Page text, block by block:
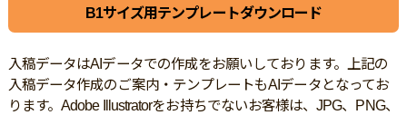
B1サイズ用テンプレートダウンロード
入稿データはAIデータでの作成をお願いしております。上記の
入稿データ作成のご案内・テンプレートもAIデータとなってお
ります。Adobe Illustratorをお持ちでないお客様は、JPG、PNG、